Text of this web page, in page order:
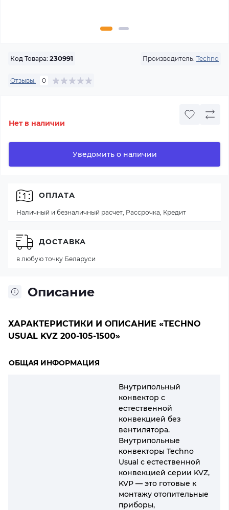
Код Товара: 230991 Производитель: Techno
Отзывы: 0
Нет в наличии
Уведомить о наличии
Описание
ХАРАКТЕРИСТИКИ И ОПИСАНИЕ «TECHNO
USUAL KVZ 200-105-1500»
ОБЩАЯ ИНФОРМАЦИЯ
Внутрипольный
конвектор с
естественной
конвекцией без
вентилятора.
Внутрипольные
конвекторы Techno
Usual с естественной
конвекцией серии KVZ,
KVP — это готовые к
монтажу отопительные
приборы,
ОПЛАТА
Наличный и безналичный расчет, Рассрочка, Кредит
ДОСТАВКА
в любую точку Беларуси